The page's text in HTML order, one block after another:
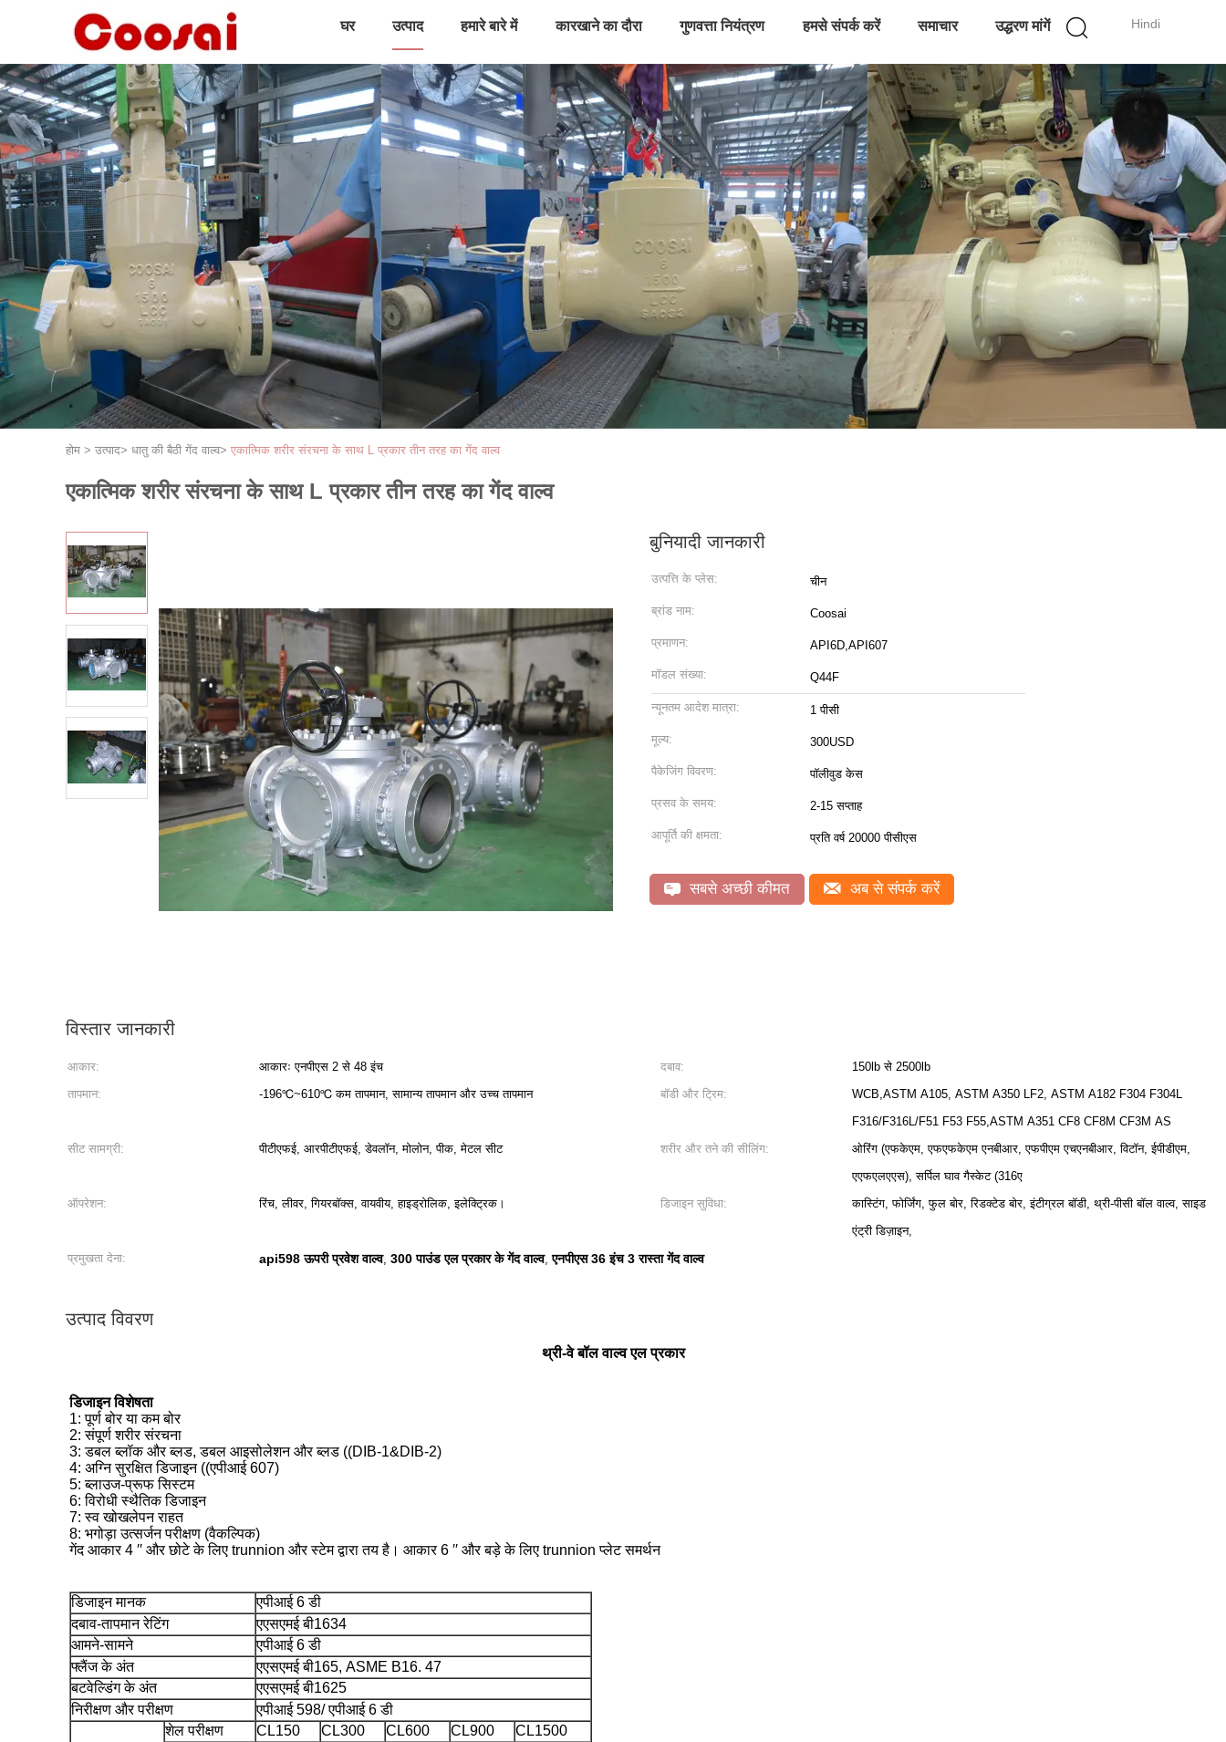
Hindi
घर उत्पाद हमारे बारे में कारखाने का दौरा गुणवत्ता नियंत्रण हमसे संपर्क करें समाचार उद्धरण मांगें
होम > उत्पाद> धातु की बैठी गेंद वाल्व> एकात्मिक शरीर संरचना के साथ L प्रकार तीन तरह का गेंद वाल्व
एकात्मिक शरीर संरचना के साथ L प्रकार तीन तरह का गेंद वाल्व
बुनियादी जानकारी
उत्पत्ति के प्लेस: चीन
ब्रांड नाम: Coosai
प्रमाणन: API6D,API607
मॉडल संख्या: Q44F
न्यूनतम आदेश मात्रा: 1 पीसी
मूल्य: 300USD
पैकेजिंग विवरण: पॉलीवुड केस
प्रसव के समय: 2-15 सप्ताह
आपूर्ति की क्षमता: प्रति वर्ष 20000 पीसीएस
सबसे अच्छी कीमत अब से संपर्क करें
विस्तार जानकारी
आकार: आकारः एनपीएस 2 से 48 इंच दबाव:
150lb से 2500lb
तापमान:
-196℃~610℃ कम तापमान, सामान्य तापमान और उच्च तापमान बॉडी और ट्रिम:
WCB,ASTM A105, ASTM A350 LF2, ASTM A182 F304 F304L
F316/F316L/F51 F53 F55,ASTM A351 CF8 CF8M CF3M AS
सीट सामग्री:
पीटीएफई, आरपीटीएफई, डेवलॉन, मोलोन, पीक, मेटल सीट शरीर और तने की सीलिंग:
ओरिंग (एफकेएम, एफएफकेएम एनबीआर, एफपीएम एचएनबीआर, विटॉन, ईपीडीएम,
एएफएलएएस), सर्पिल घाव गैस्केट (316ए
ऑपरेशन:
रिंच, लीवर, गियरबॉक्स, वायवीय, हाइड्रोलिक, इलेक्ट्रिक। डिजाइन सुविधा:
कास्टिंग, फोर्जिंग, फुल बोर, रिडक्टेड बोर, इंटीग्रल बॉडी, थ्री-पीसी बॉल वाल्व, साइड
एंट्री डिज़ाइन,
प्रमुखता देना:
api598 ऊपरी प्रवेश वाल्व, 300 पाउंड एल प्रकार के गेंद वाल्व,एनपीएस 36 इंच 3 रास्ता गेंद वाल्व
उत्पाद विवरण
थ्री-वे बॉल वाल्व एल प्रकार
डिजाइन विशेषता
1: पूर्ण बोर या कम बोर
2: संपूर्ण शरीर संरचना
3: डबल ब्लॉक और ब्लड, डबल आइसोलेशन और ब्लड ((DIB-1&DIB-2)
4: अग्नि सुरक्षित डिजाइन ((एपीआई 607)
5: ब्लाउज-प्रूफ सिस्टम
6: विरोधी स्थैतिक डिजाइन
7: स्व खोखलेपन राहत
8: भगोड़ा उत्सर्जन परीक्षण (वैकल्पिक)
गेंद आकार 4 ′′ और छोटे के लिए trunnion और स्टेम द्वारा तय है। आकार 6 ′′ और बड़े के लिए trunnion प्लेट समर्थन
डिजाइन मानक
एपीआई 6 डी
दबाव-तापमान रेटिंग
एएसएमई बी1634
आमने-सामने
एपीआई 6 डी
फ्लैंज के अंत
एएसएमई बी165, ASME B16. 47
बटवेल्डिंग के अंत
एएसएमई बी1625
निरीक्षण और परीक्षण
एपीआई 598/ एपीआई 6 डी
शेल परीक्षण CL150 CL300 CL600 CL900
CL1500